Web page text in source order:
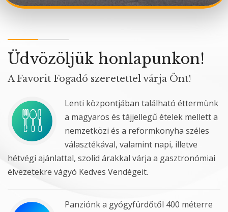
Üdvözöljük honlapunkon!
A Favorit Fogadó szeretettel várja Önt!
Lenti központjában található éttermünk
a magyaros és tájjellegű ételek mellett a
nemzetközi és a reformkonyha széles
választékával, valamint napi, illetve
hétvégi ajánlattal, szolid árakkal várja a gasztronómiai
élvezetekre vágyó Kedves Vendégeit.
Panziónk a gyógyfürdőtől 400 méterre